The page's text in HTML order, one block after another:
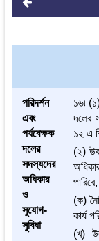
পরিদর্শন
এবং
পর্যবেক্ষক
দলের
সদস্যদের
অধিকার
ও
সুযোগ-
সুবিধা
১৬৷
দলের
১২ এ
(২)
(ক)
কার্য
(খ)